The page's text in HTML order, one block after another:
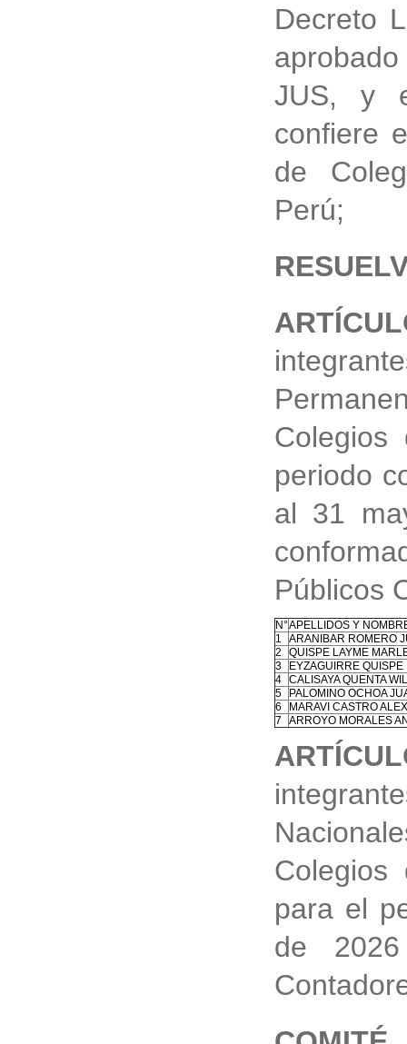
Decreto
JUS, y
confiere
de
Perú;
Colegios
periodo
al 31
Públicos
N°APELLIDOS Y
1
ARANIBAR ROMERO
2
QUISPE LAYME
3
EYZAGUIRRE QUISPE
4 CALISAYA QUENTA
5
PALOMINO OCHOA
6
MARAVI CASTRO ALEX
7
ARROYO MORALES
Colegios
para el
de